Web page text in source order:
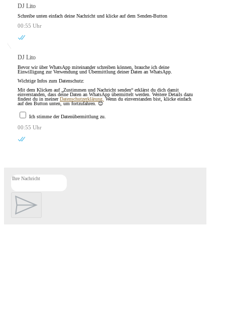
DJ Lito
Schreibe unten einfach deine Nachricht und klicke auf dem Senden-Button
00:55 Uhr
DJ Lito
Bevor wir über WhatsApp miteinander schreiben können, brauche ich deine
Einwilligung zur Verwendung und Übermittlung deiner Daten an WhatsApp.
Wichtige Infos zum Datenschutz:
Mit dem Klicken auf „Zustimmen und Nachricht senden“ erklärst du dich damit
einverstanden, dass deine Daten an WhatsApp übermittelt werden. Weitere Details dazu
findest du in meinerDatenschutzerklärung. Wenn du einverstanden bist, klicke einfach
auf den Button unten, um fortzufahren. 😊
Ich stimme der Datenübermittlung zu.
00:55 Uhr